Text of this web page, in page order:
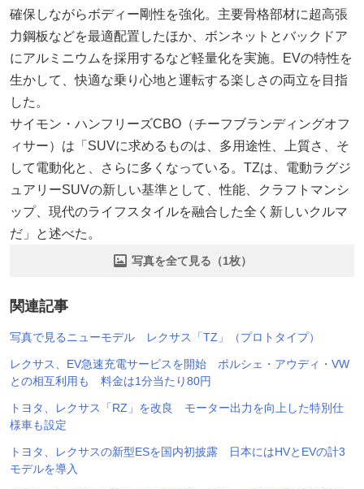
確保しながらボディー剛性を強化。主要骨格部材に超高張
力鋼板などを最適配置したほか、ボンネットとバックドア
にアルミニウムを採用するなど軽量化を実施。EVの特性を
生かして、快適な乗り心地と運転する楽しさの両立を目指
した。
サイモン・ハンフリーズCBO（チーフブランディングオフ
ィサー）は「SUVに求めるものは、多用途性、上質さ、そ
して電動化と、さらに多くなっている。TZは、電動ラグジ
ュアリーSUVの新しい基準として、性能、クラフトマンシ
ップ、現代のライフスタイルを融合した全く新しいクルマ
だ」と述べた。
写真を全て見る（1枚）
関連記事
写真で見るニューモデル レクサス「TZ」（プロトタイプ）
レクサス、EV急速充電サービスを開始 ポルシェ・アウディ・VW
との相互利用も 料金は1分当たり80円
トヨタ、レクサス「RZ」を改良 モーター出力を向上した特別仕
様車も設定
トヨタ、レクサスの新型ESを国内初披露 日本にはHVとEVの計3
モデルを導入